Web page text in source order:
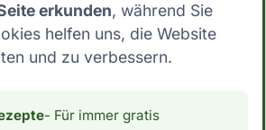
wissen, ob weißer
oder sauer ist? In
wie
→
erkunden, während Sie
helfen uns, die Website
und zu verbessern.
- Für immer gratis